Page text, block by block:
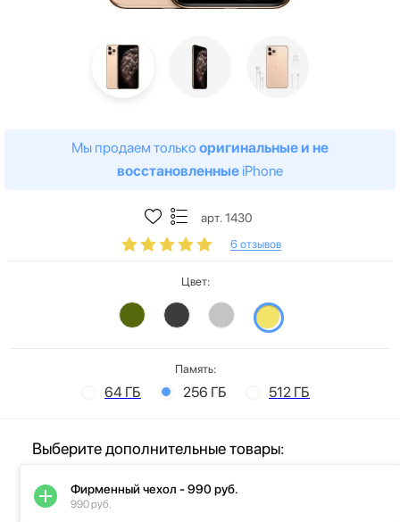
Мы продаем только оригинальные и не
восстановленные iPhone
арт. 1430
6 отзывов
Цвет:
Память:
64 ГБ 256 ГБ 512 ГБ
Выберите дополнительные товары:
Фирменный чехол - 990 руб.
990 руб.